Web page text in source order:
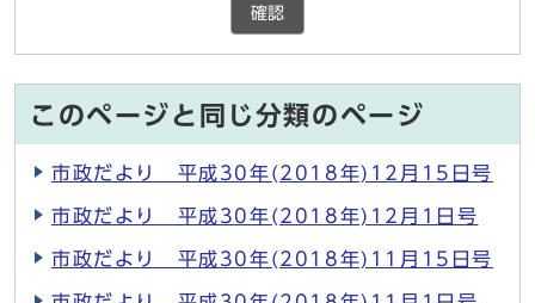
確認
このページと同じ分類のページ
市政だより 平成30年(2018年)12月15日号
市政だより 平成30年(2018年)12月1日号
市政だより 平成30年(2018年)11月15日号